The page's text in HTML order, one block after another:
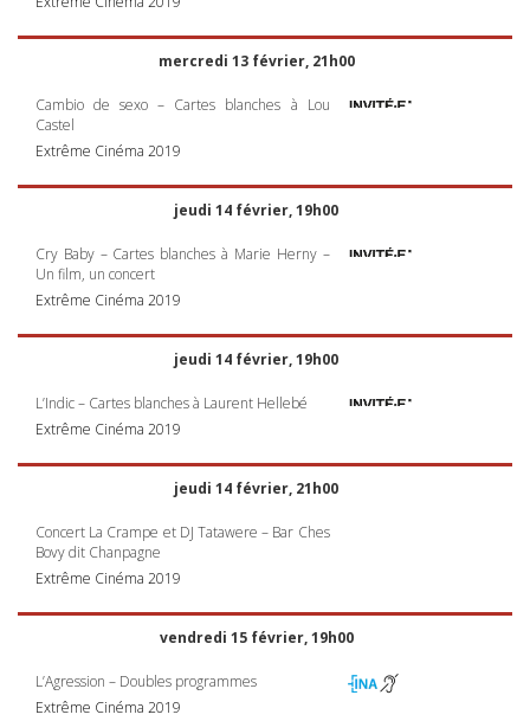
mercredi 13 février, 21h00
Cambio de sexo – Cartes blanches à Lou
Castel
Extrême Cinéma 2019
jeudi 14 février, 19h00
Cry Baby – Cartes blanches à Marie Herny –
Un film, un concert
Extrême Cinéma 2019
jeudi 14 février, 19h00
L’Indic – Cartes blanches à Laurent Hellebé
Extrême Cinéma 2019
jeudi 14 février, 21h00
Concert La Crampe et DJ Tatawere – Bar Ches
Bovy dit Chanpagne
Extrême Cinéma 2019
vendredi 15 février, 19h00
L’Agression – Doubles programmes
Extrême Cinéma 2019